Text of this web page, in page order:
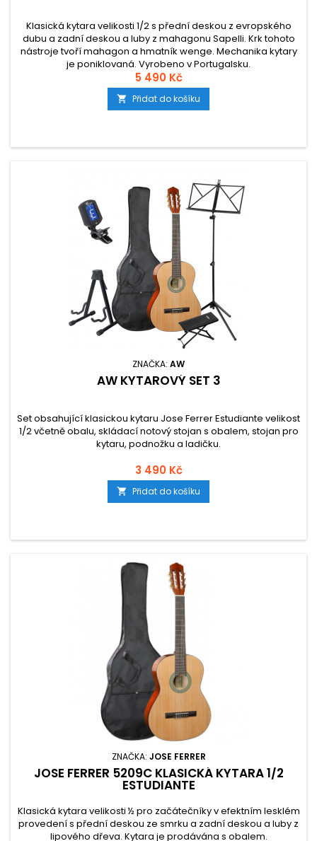
Klasická kytara velikosti 1/2 s přední deskou z evropského
dubu a zadní deskou a luby z mahagonu Sapelli. Krk tohoto
nástroje tvoří mahagon a hmatník wenge. Mechanika kytary
je poniklovaná. Vyrobeno v Portugalsku.
5 490 Kč
 Přidat do košíku
ZNAČKA: AW
AW KYTAROVÝ SET 3
Set obsahující klasickou kytaru Jose Ferrer Estudiante velikost
1/2 včetně obalu, skládací notový stojan s obalem, stojan pro
kytaru, podnožku a ladičku.
3 490 Kč
 Přidat do košíku
ZNAČKA: JOSE FERRER
JOSE FERRER 5209C KLASICKÁ KYTARA 1/2
ESTUDIANTE
Klasická kytara velikosti ½ pro začátečníky v efektním lesklém
provedení s přední deskou ze smrku a zadní deskou a luby z
lipového dřeva. Kytara je prodávána s obalem.